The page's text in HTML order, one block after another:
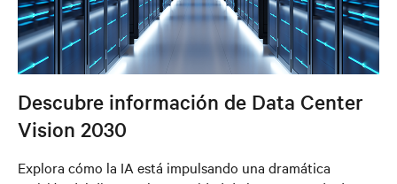
Descubre información de Data Center
Vision 2030
Explora cómo la IA está impulsando una dramática